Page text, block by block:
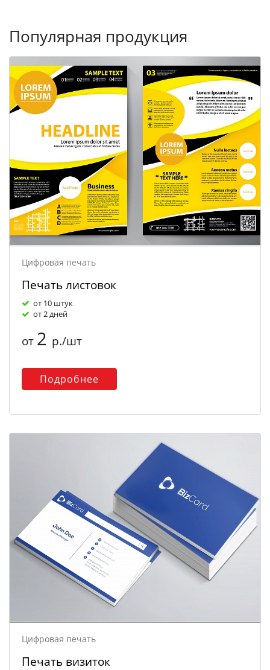
Популярная продукция
Цифровая печать
Печать листовок
от 10 штук
от 2 дней
от 2 р./шт
Подробнее
Цифровая печать
Печать визиток